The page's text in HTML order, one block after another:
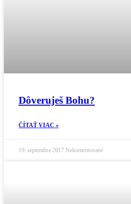
Dôveruješ Bohu?
ČÍTAŤ VIAC »
19. septembra 2017 Nekomentované